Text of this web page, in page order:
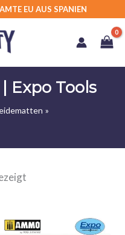
EU AUS SPANIEN
Expo Tools